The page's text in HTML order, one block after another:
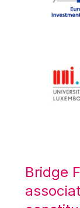
Lars
Bridge